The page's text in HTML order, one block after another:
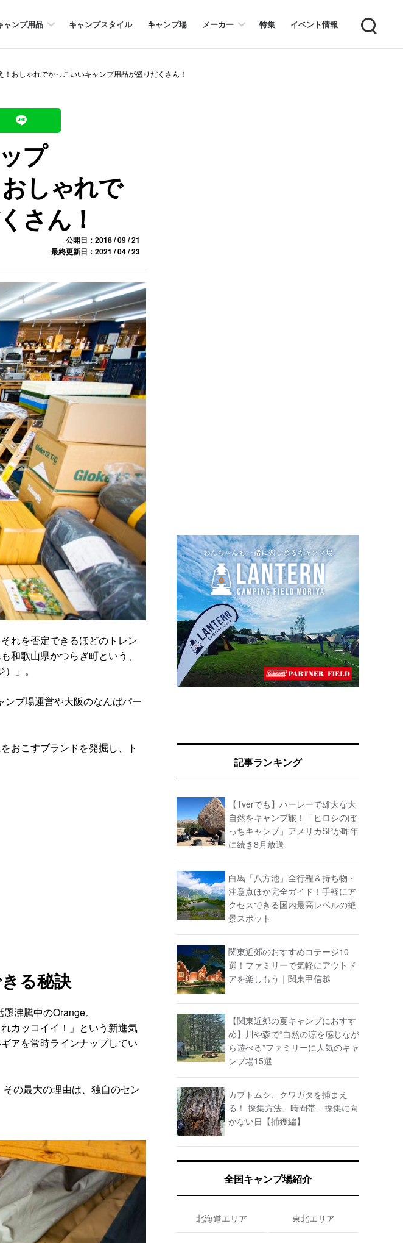
ャンプ用品 キャンプスタイル キャンプ場 メーカー 特集 イベント情報 Search
おしゃれでかっこいいキャンプ用品が盛りだくさん！
プ
しゃれで
さん！
公開日：2018 / 09 / 21
最終更新日：2021 / 04 / 23
れを否定できるほどのトレン
和歌山県かつらぎ町という、
」。
プ場運営や大阪のなんばパー
おこすブランドを発掘し、ト
る秘訣
沸騰中のOrange。
カッコイイ！」という新進気
アを常時ラインナップしてい
の最大の理由は、独自のセン
記事ランキング
【Tverでも】ハーレーで雄大な大
自然をキャンプ旅！「ヒロシのぼ
っちキャンプ」アメリカSPが昨年
に続き8月放送
白馬「八方池」全行程＆持ち物・
注意点ほか完全ガイド！手軽にア
クセスできる国内最高レベルの絶
景スポット
関東近郊のおすすめコテージ10
選！ファミリーで気軽にアウトド
アを楽しもう｜関東甲信越
【関東近郊の夏キャンプにおすす
め】川や森で“自然の涼を感じなが
ら遊べる”ファミリーに人気のキャ
ンプ場15選
カブトムシ、クワガタを捕まえ
る！ 採集方法、時間帯、採集に向
かない日【捕獲編】
全国キャンプ場紹介
北海道エリア 東北エリア